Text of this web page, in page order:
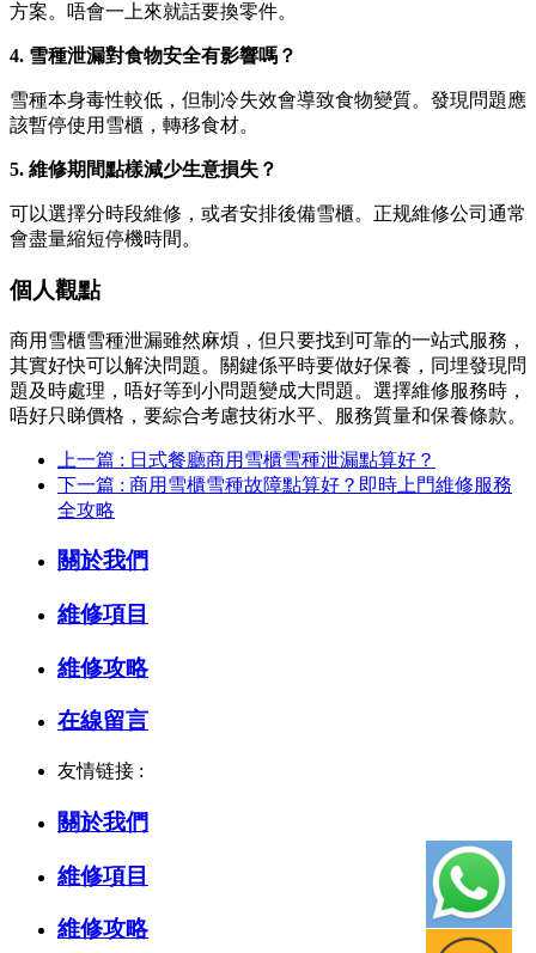
方案。唔會一上來就話要換零件。
4. 雪種泄漏對食物安全有影響嗎？
雪種本身毒性較低，但制冷失效會導致食物變質。發現問題應
該暫停使用雪櫃，轉移食材。
5. 維修期間點樣減少生意損失？
可以選擇分時段維修，或者安排後備雪櫃。正规維修公司通常
會盡量縮短停機時間。
個人觀點
商用雪櫃雪種泄漏雖然麻煩，但只要找到可靠的一站式服務，
其實好快可以解決問題。關鍵係平時要做好保養，同埋發現問
題及時處理，唔好等到小問題變成大問題。選擇維修服務時，
唔好只睇價格，要綜合考慮技術水平、服務質量和保養條款。
上一篇 : 日式餐廳商用雪櫃雪種泄漏點算好？
下一篇 : 商用雪櫃雪種故障點算好？即時上門維修服務
全攻略
關於我們
維修項目
維修攻略
在線留言
友情链接 :
關於我們
維修項目
維修攻略